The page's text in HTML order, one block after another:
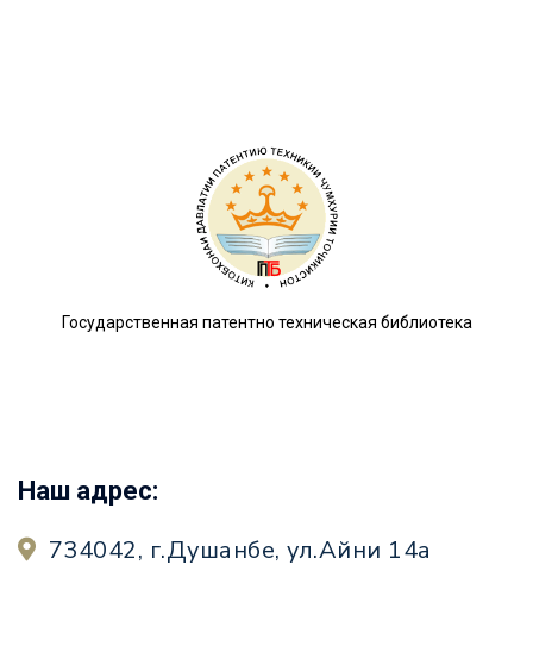
Государственная патентно техническая библиотека
Наш адрес:
734042, г.Душанбе, ул.Айни 14а